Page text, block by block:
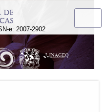
e: 2007-2902